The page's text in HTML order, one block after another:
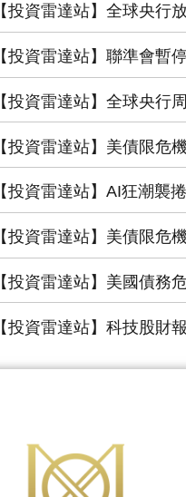
【投資雷達站】全球央行
【投資雷達站】聯準會暫
【投資雷達站】全球央行
【投資雷達站】美債限危
【投資雷達站】AI狂潮襲
【投資雷達站】美債限危
【投資雷達站】美國債務
【投資雷達站】科技股財